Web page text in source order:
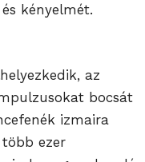
kényelmét.
az
bocsát
izmaira
ezer